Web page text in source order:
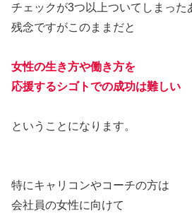
チェックが3つ以上ついてしまった
残念ですがこのままだと
女性の生き方や働き方を
応援するシゴトでの成功は難しい
ということになります。
特にキャリコンやコーチの方は
会社員の女性に向けて